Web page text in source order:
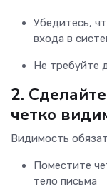
Убедитесь,
входа в
Не требуйте
2.
четко
Видимость
Поместите
тело письма